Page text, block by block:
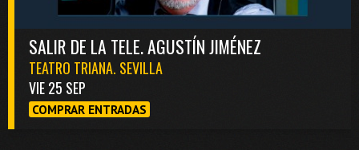
SALIR DE LA TELE. AGUSTÍN JIMÉNEZ
TEATRO TRIANA. SEVILLA
VIE 25 SEP
COMPRAR ENTRADAS